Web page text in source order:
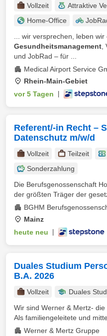
Vollzeit Attraktive
Home-Office
... wir versprechen, leben
Gesundheitsmanagement
und JobRad – für ...
Medical Airport Service
Rhein-Main-Gebiet
vor 5 Tagen
Referent/-in Recht –
Datenschutz m/w/d
Vollzeit Teilzeit
Sonderzahlung
Die Berufsgenossenschaft
der größten Träger der
BGHM
Mainz
heute neu
Duales Studium
B.A. 2026
Vollzeit Duales
Wir sind Werner & Mertz-
Als familiengeleitete und
Werner & Mertz Gruppe